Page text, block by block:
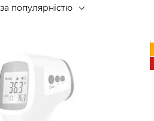
за популярністю